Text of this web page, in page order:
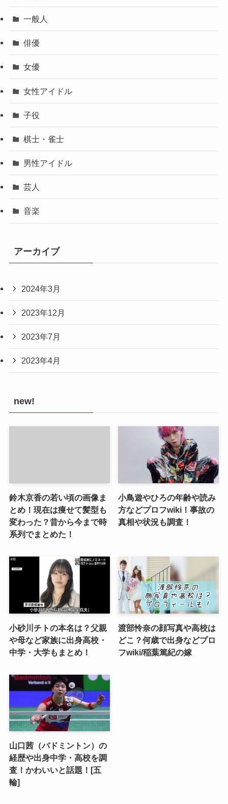
一般人
俳優
女優
女性アイドル
子役
棋士・雀士
男性アイドル
芸人
音楽
アーカイブ
2024年3月
2023年12月
2023年7月
2023年4月
new!
鈴木京香の若い頃の画像ま
とめ！現在は痩せて髪型も
変わった？昔から今まで時
系列でまとめた！
小鳥遊やひろの年齢や読み
方などプロフwiki！事故の
真相や状況も調査！
小砂川チトの本名は？父親
や母など家族に出身高校・
中学・大学もまとめ！
渡部怜奈の顔写真や高校は
どこ？何歳で出身などプロ
フwiki/稲葉篤紀の嫁
山口茜（バドミントン）の
経歴や出身中学・高校を調
査！かわいいと話題！[五
輪]